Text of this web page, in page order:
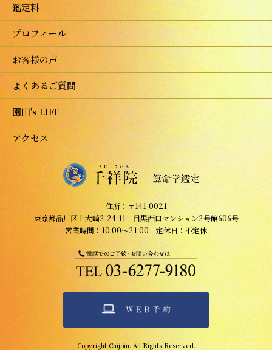
鑑定料
プロフィール
お客様の声
よくあるご質問
園田's LIFE
アクセス
住所：〒141-0021
東京都品川区上大崎2-24-11 目黒西口マンション2号館606号
営業時間：10:00～21:00 定休日：不定休
Copyright Chijoin. All Rights Reserved.